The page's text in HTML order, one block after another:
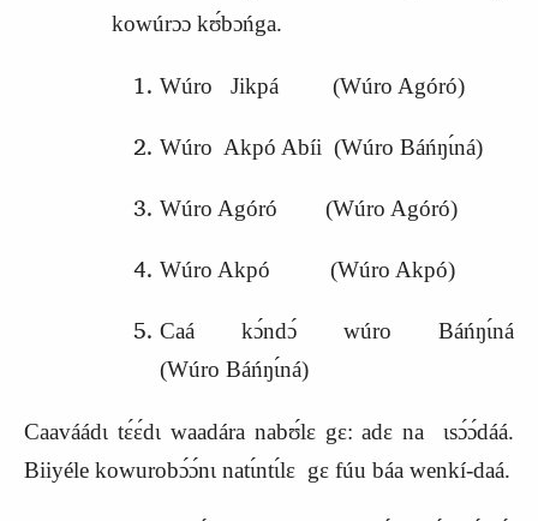
kowúrɔɔ kʊ́bɔńga.
Wúro Jikpá (Wúro Agóró)
Wúro Akpó Abíi (Wúro Báńŋɩ́ná)
Wúro Agóró (Wúro Agóró)
Wúro Akpó (Wúro Akpó)
Caá kɔ́ndɔ́ wúro Báńŋɩ́ná
(WúroBáńŋɩ́ná)
Caaváádɩ tɛ́ɛ́dɩ waadára nabʊ́lɛ gɛ: adɛ na ɩsɔ́ɔ́dáá.
Biiyéle kowurobɔ́ɔ́nɩ natɩ́ntɩ́lɛ gɛ fúu báa wenkí-daá.